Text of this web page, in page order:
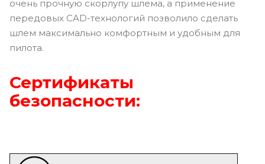
очень прочную скорлупу шлема, а применение
передовых CAD-технологий позволило сделать
шлем максимально комфортным и удобным для
пилота.
Сертификаты
безопасности: